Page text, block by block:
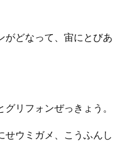
がどなって、宙にとびあ
グリフォンぜっきょう。
せウミガメ、こうふんし